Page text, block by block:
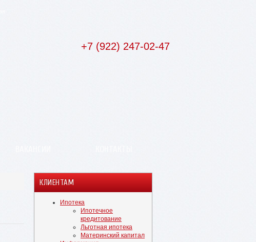
+7 (922) 247-02-47
КЛИЕНТАМ
Ипотека
Ипотечное
кредитование
Льготная ипотека
Материнский капитал